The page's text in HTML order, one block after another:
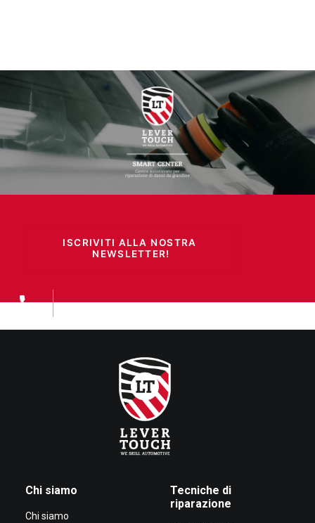
ISCRIVITI ALLA NOSTRA
NEWSLETTER!
Chi siamo
Chi siamo
Tecniche di
riparazione